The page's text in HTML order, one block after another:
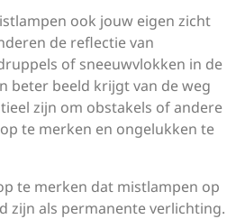
ook jouw eigen zicht
de reflectie van
of sneeuwvlokken in de
beter beeld krijgt van de weg
zijn om obstakels of andere
te merken en ongelukken te
te merken dat mistlampen op
zijn als permanente verlichting.